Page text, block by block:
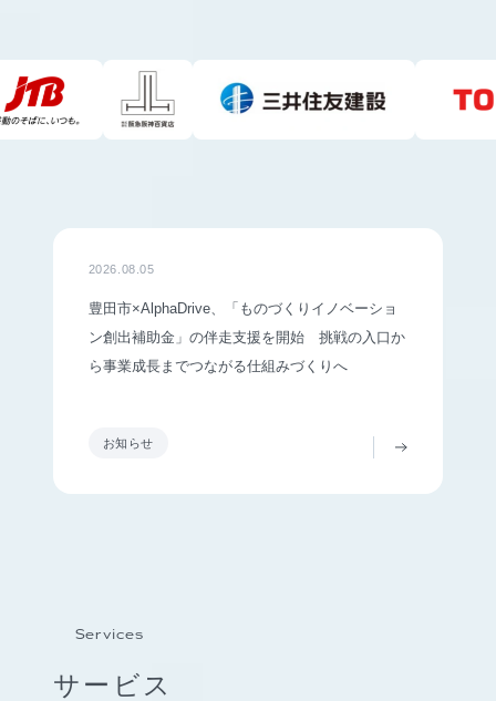
2026.08.05
お知らせ
豊田市×AlphaDrive、「ものづくりイノベーショ
ン創出補助金」の伴走支援を開始 挑戦の入口か
ら事業成長までつながる仕組みづくりへ
Services
サービス